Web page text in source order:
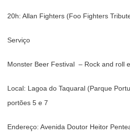
20h: Allan Fighters (Foo Fighters
Serviço
Monster Beer Festival – Rock and roll
Local: Lagoa do Taquaral (Parque
portões 5 e 7
Endereço: Avenida Doutor Heitor